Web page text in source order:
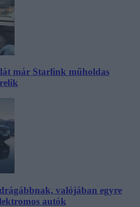
már Starlink műholdas
valójában egyre
autók